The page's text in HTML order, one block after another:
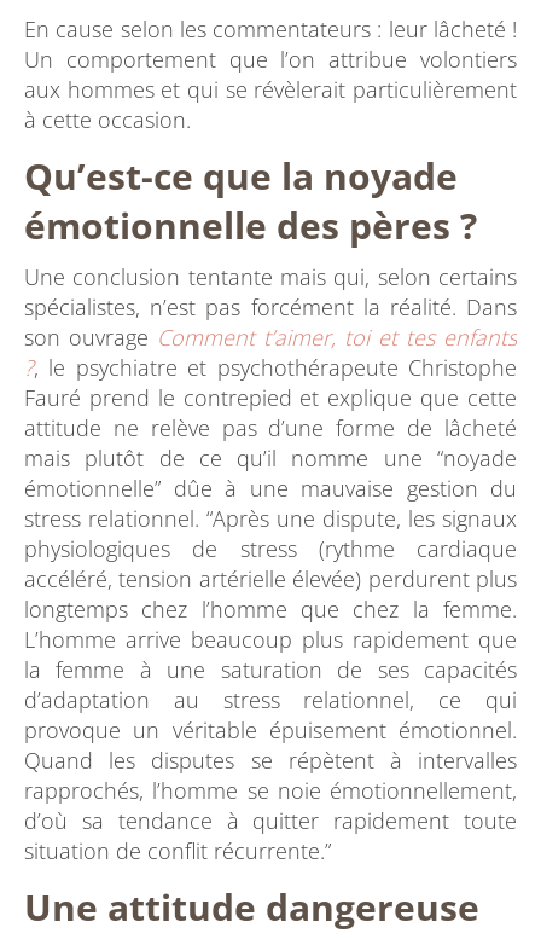
En cause selon les commentateurs : leur lâcheté !
Un comportement que l’on attribue volontiers
aux hommes et qui se révèlerait particulièrement
à cette occasion.
Qu’est-ce que la noyade
émotionnelle des pères ?
Une conclusion tentante mais qui, selon certains
spécialistes, n’est pas forcément la réalité. Dans
son ouvrage Comment t’aimer, toi et tes enfants
?, le psychiatre et psychothérapeute Christophe
Fauré prend le contrepied et explique que cette
attitude ne relève pas d’une forme de lâcheté
mais plutôt de ce qu’il nomme une “noyade
émotionnelle” dûe à une mauvaise gestion du
stress relationnel. “Après une dispute, les signaux
physiologiques de stress (rythme cardiaque
accéléré, tension artérielle élevée) perdurent plus
longtemps chez l’homme que chez la femme.
L’homme arrive beaucoup plus rapidement que
la femme à une saturation de ses capacités
d’adaptation au stress relationnel, ce qui
provoque un véritable épuisement émotionnel.
Quand les disputes se répètent à intervalles
rapprochés, l’homme se noie émotionnellement,
d’où sa tendance à quitter rapidement toute
situation de conflit récurrente.”
Une attitude dangereuse